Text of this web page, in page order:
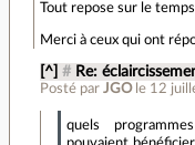
Tout repose sur le
Merci à ceux qui ont
[^] # Re:
Posté parJGO le 12
quels
pouvaient